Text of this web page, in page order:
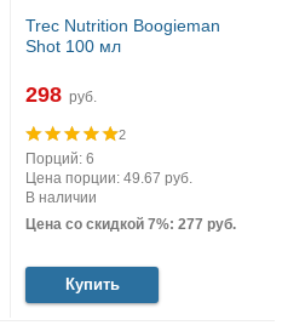
Trec Nutrition Boogieman
Shot 100 мл
298 руб.
2
Порций: 6
Цена порции: 49.67 руб.
В наличии
Цена со скидкой 7%: 277 руб.
Купить